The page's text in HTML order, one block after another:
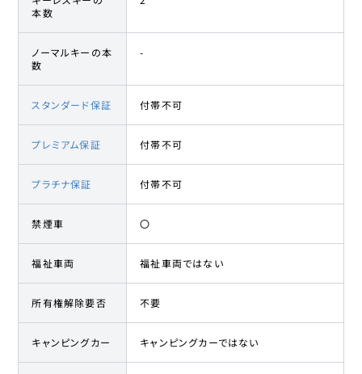
本数
ノーマルキーの本
数
-
スタンダード保証 付帯不可
プレミアム保証 付帯不可
プラチナ保証 付帯不可
禁煙車 〇
福祉車両 福祉車両ではない
所有権解除要否 不要
キャンピングカー キャンピングカーではない